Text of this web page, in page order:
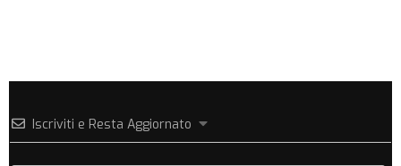
Iscriviti e Resta Aggiornato